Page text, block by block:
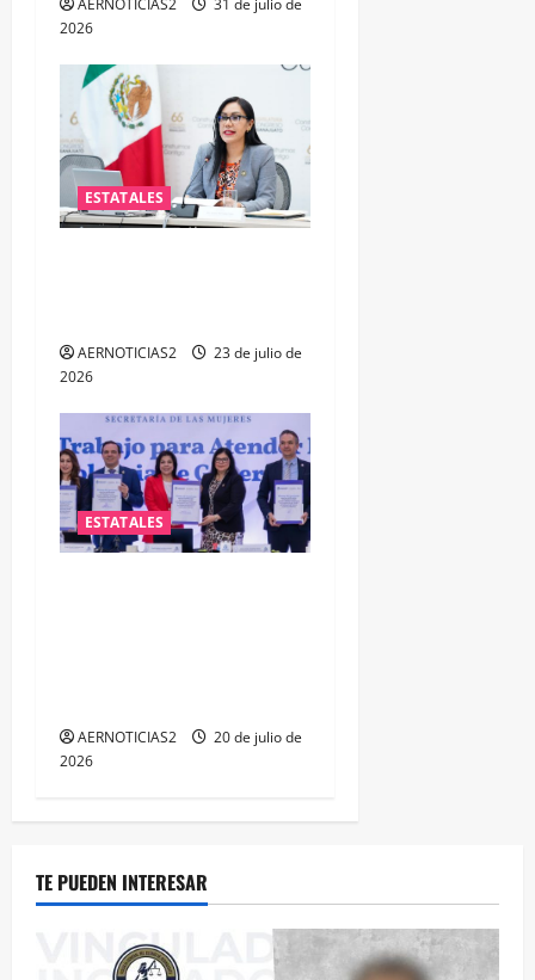
2026
ESTATALES
AERNOTICIAS2
23 de julio de
2026
ESTATALES
AERNOTICIAS2
20 de julio de
2026
TE PUEDEN INTERESAR